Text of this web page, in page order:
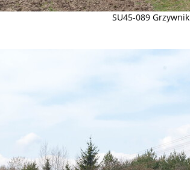
SU45-089 Grzywnik